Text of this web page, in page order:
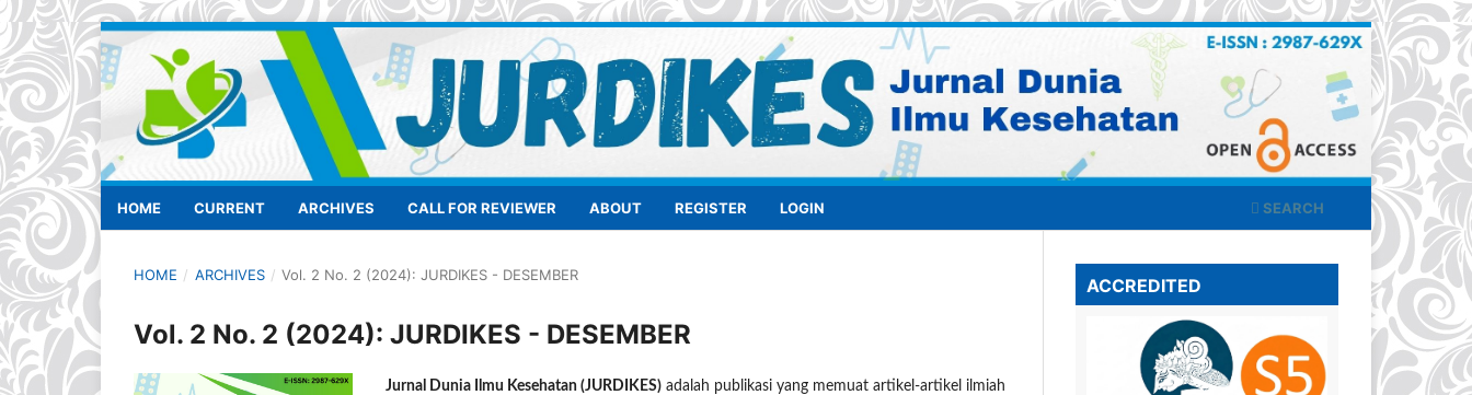
HOME CURRENT ARCHIVES CALL FOR REVIEWER ABOUT REGISTER LOGIN SEARCH
HOME / ARCHIVES / Vol. 2 No. 2 (2024): JURDIKES - DESEMBER
Vol. 2 No. 2 (2024): JURDIKES - DESEMBER
Jurnal Dunia Ilmu Kesehatan (JURDIKES) adalah publikasi yang memuat artikel-artikel ilmiah
ACCREDITED